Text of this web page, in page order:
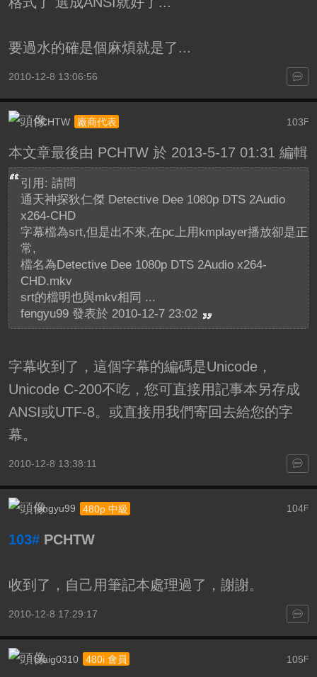
要過水的確是個麻煩就是了...
2010-12-8 13:06:56
103F
PCHTW 廠商代表
本文章最後由 PCHTW 於 2013-5-17 01:31 編輯
引用: 請問
通天神探狄仁傑 Detective Dee 1080p DTS 2Audio
x264-CHD
字幕檔為srt,但是出不來,在pc上用kmplayer播放卻是正
常,
檔名為Detective Dee 1080p DTS 2Audio x264-
CHD.mkv
srt的檔明也與mkv相同 ...
fengyu99 發表於 2010-12-7 23:02
字幕收到了，這個字幕的編碼是Unicode，
Unicode C-200不吃，您可直接用記事本另存成
ANSI或UTF-8。或直接用我們寄回去給您的字
幕。
2010-12-8 13:38:11
104F
fengyu99 480p 中級
103# PCHTW
收到了，自己用筆記本處理過了，謝謝。
2010-12-8 17:29:17
105F
craig0310 480i 會員